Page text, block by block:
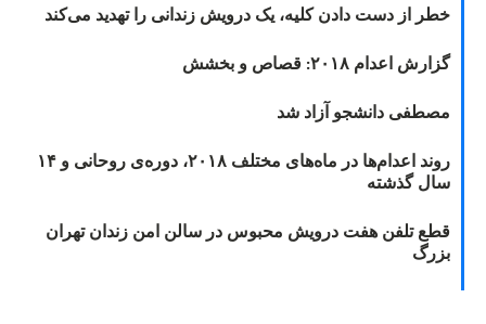
خطر از دست دادن کلیه، یک درویش زندانی را تهدید می‌کند
گزارش اعدام ۲۰۱۸: قصاص و بخشش
مصطفی دانشجو آزاد شد
روند اعدام‌ها در ماه‌های مختلف ۲۰۱۸، دوره‌ی روحانی و ۱۴
سال گذشته
قطع تلفن هفت درویش محبوس در سالن امن زندان تهران
بزرگ